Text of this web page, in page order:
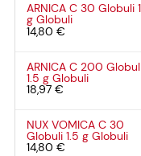
ARNICA C 30 Globuli
gGlobuli
14,80 €
ARNICA C 200
1.5 gGlobuli
18,97 €
NUX VOMICA C 30
Globuli1.5 gGlobuli
14,80 €